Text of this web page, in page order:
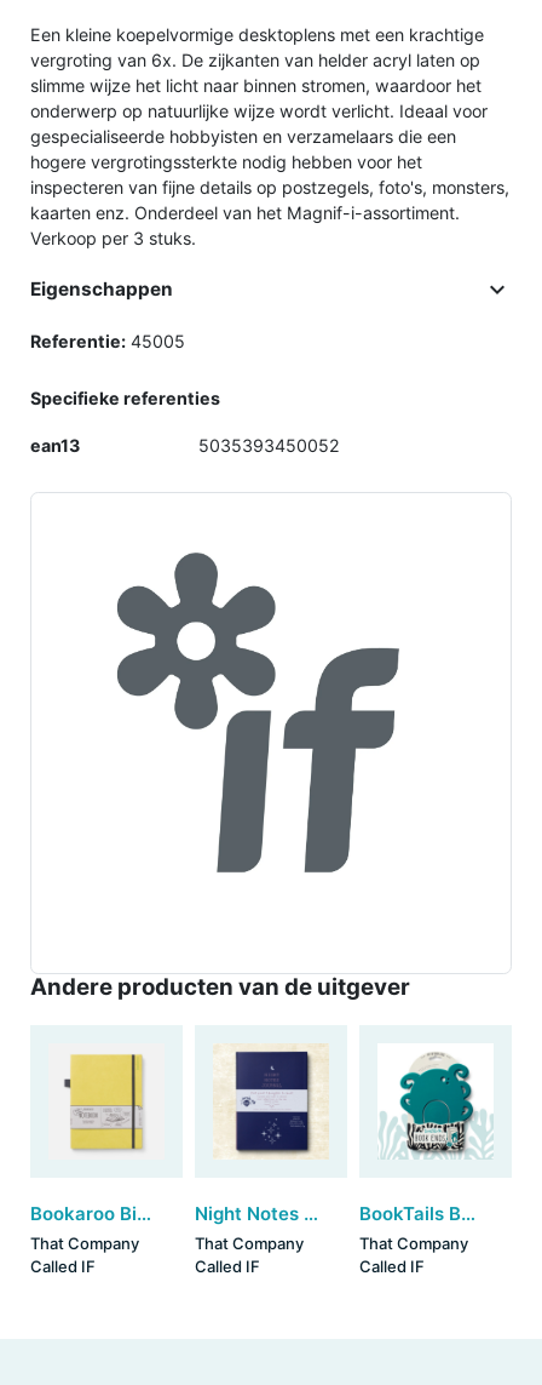
Een kleine koepelvormige desktoplens met een krachtige
vergroting van 6x. De zijkanten van helder acryl laten op
slimme wijze het licht naar binnen stromen, waardoor het
onderwerp op natuurlijke wijze wordt verlicht. Ideaal voor
gespecialiseerde hobbyisten en verzamelaars die een
hogere vergrotingssterkte nodig hebben voor het
inspecteren van fijne details op postzegels, foto's, monsters,
kaarten enz. Onderdeel van het Magnif-i-assortiment.
Verkoop per 3 stuks.
Eigenschappen 
Referentie: 45005
Specifieke referenties
ean13 5035393450052
Andere producten van de uitgever
Bookaroo Bigger Things Notebook - Lime
That Company
Called IF
Night Notes & Morning Motivation
That Company
Called IF
BookTails Book End - Octopus
That Company
Called IF